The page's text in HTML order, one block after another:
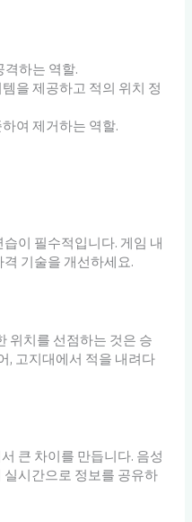
격하는 역할.
을 제공하고 적의 위치 정
여 제거하는 역할.
이 필수적입니다. 게임 내
기술을 개선하세요.
위치를 선점하는 것은 승
, 고지대에서 적을 내려다
큰 차이를 만듭니다. 음성
시간으로 정보를 공유하